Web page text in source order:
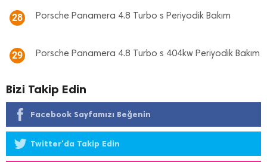
28 Porsche Panamera 4.8 Turbo s Periyodik Bakım
29 Porsche Panamera 4.8 Turbo s 404kw Periyodik Bakım
Bizi Takip Edin
Facebook Sayfamızı Beğenin
Twitter'da Takip Edin